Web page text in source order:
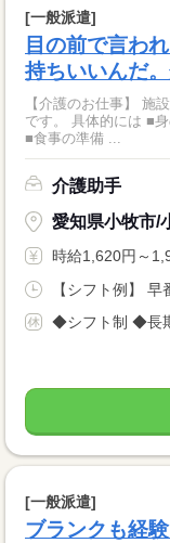
[一般派遣]
目の前で言わ
持ちいいんだ
【介護のお仕事】 施
です。 具体的には ■身の回りのお世話 ■レクリエーションの見守り
■食事の準備 ...
介護助手
愛知県小牧市/
時給1,620円～
【シフト例】
◆シフト制 ◆長
[一般派遣]
ブランクも経